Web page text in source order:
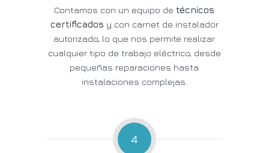
Contamos con un equipo de técnicos
certificados y con carnet de instalador
autorizado, lo que nos permite realizar
cualquier tipo de trabajo eléctrico, desde
pequeñas reparaciones hasta
instalaciones complejas.
4